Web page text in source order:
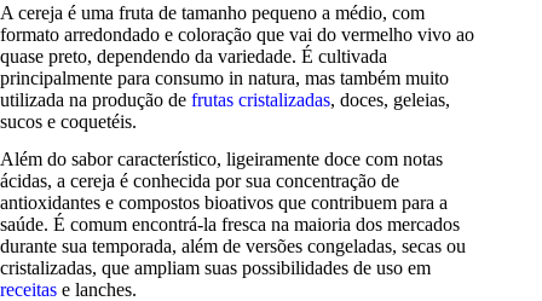
A cereja é uma fruta de tamanho pequeno a médio, com
formato arredondado e coloração que vai do vermelho vivo ao
quase preto, dependendo da variedade. É cultivada
principalmente para consumo in natura, mas também muito
utilizada na produção de frutas cristalizadas, doces, geleias,
sucos e coquetéis.
Além do sabor característico, ligeiramente doce com notas
ácidas, a cereja é conhecida por sua concentração de
antioxidantes e compostos bioativos que contribuem para a
saúde. É comum encontrá-la fresca na maioria dos mercados
durante sua temporada, além de versões congeladas, secas ou
cristalizadas, que ampliam suas possibilidades de uso em
receitas e lanches.